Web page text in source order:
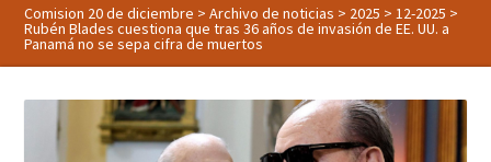
Comision 20 de diciembre >Archivo de noticias > 2025 >12-2025 >
Rubén Blades cuestiona que tras 36 años de invasión de EE. UU. a
Panamá no se sepa cifra de muertos